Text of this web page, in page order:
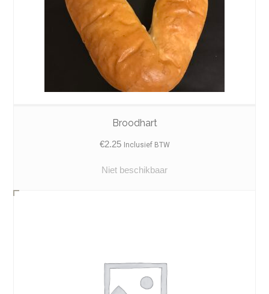
Broodhart
€2.25 Inclusief BTW
Niet beschikbaar